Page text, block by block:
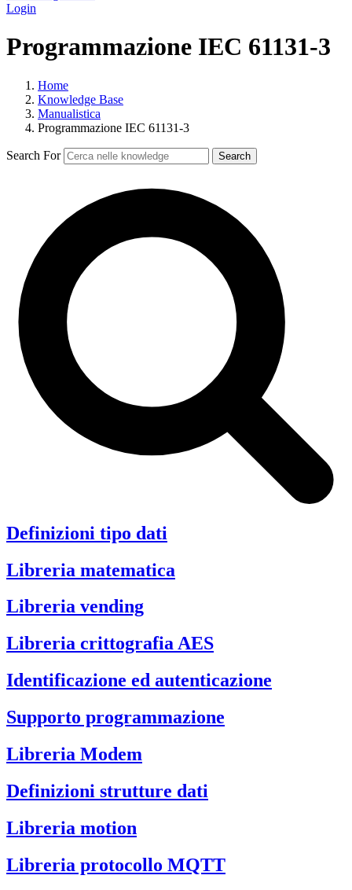
Login
Programmazione IEC 61131-3
Home
Knowledge Base
Manualistica
Programmazione IEC 61131-3
Search For Search
Definizioni tipo dati
Libreria matematica
Libreria vending
Libreria crittografia AES
Identificazione ed autenticazione
Supporto programmazione
Libreria Modem
Definizioni strutture dati
Libreria motion
Libreria protocollo MQTT